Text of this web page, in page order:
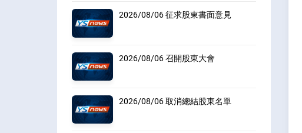
2026/08/06 征求股東書面意見
2026/08/06 召開股東大會
2026/08/06 取消總結股東名單